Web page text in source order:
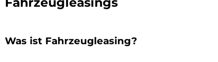
Was ist Fahrzeugleasing?